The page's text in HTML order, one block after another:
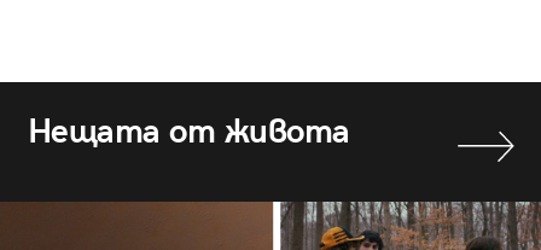
Нещата от живота